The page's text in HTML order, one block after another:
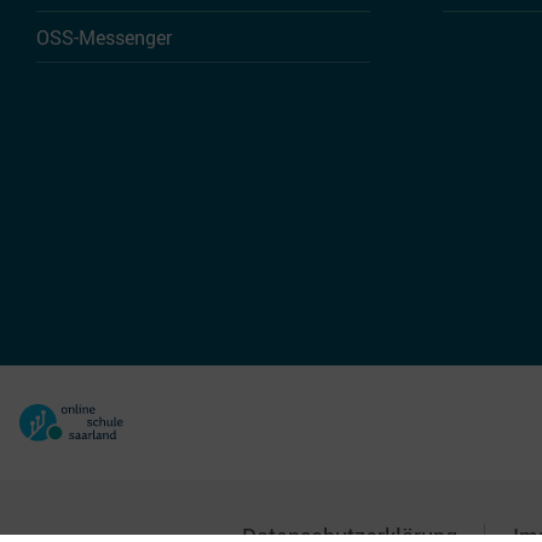
OSS-Messenger
Datenschutzerklärung